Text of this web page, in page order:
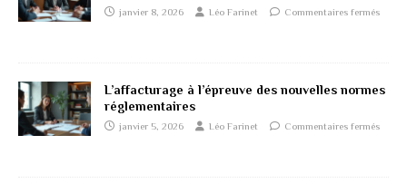
janvier 8, 2026 Léo Farinet Commentaires fermés
L’affacturage à l’épreuve des nouvelles normes
réglementaires
janvier 5, 2026 Léo Farinet Commentaires fermés